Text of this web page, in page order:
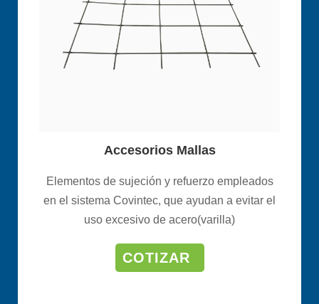
Accesorios Mallas
Elementos de sujeción y refuerzo empleados
en el sistema Covintec, que ayudan a evitar el
uso excesivo de acero(varilla)
COTIZAR